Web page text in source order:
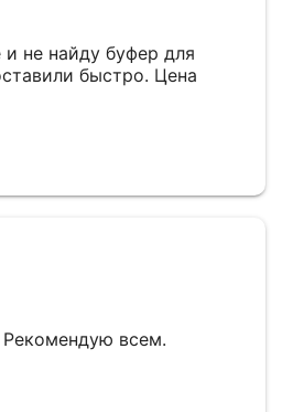
не найду буфер для
быстро. Цена
Рекомендую всем.